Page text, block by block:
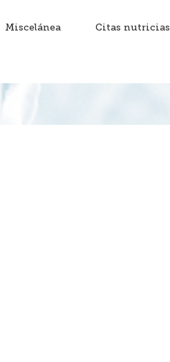
Miscelánea Citas nutricias